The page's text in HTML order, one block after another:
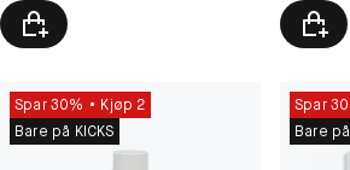
Spar 30%
Kjøp 2
Bare på KICKS
Spar
Bare